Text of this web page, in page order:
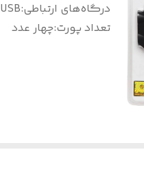
درگاه‌های ارتباطی:
USB
تعداد پورت‌:چهار عدد